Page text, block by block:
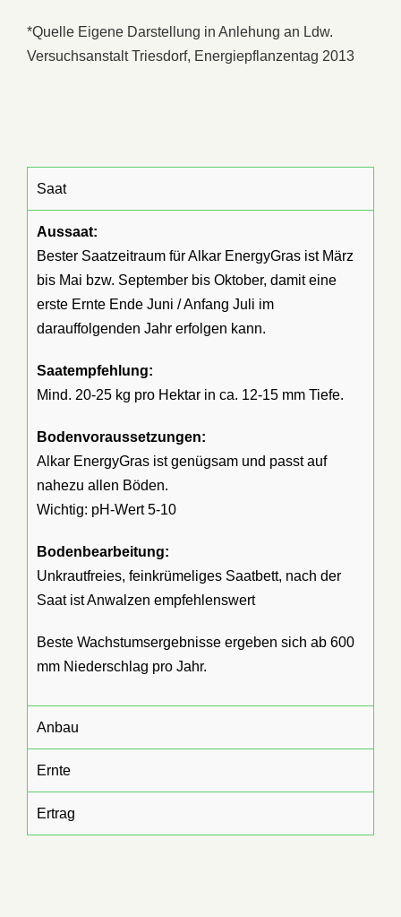
*Quelle Eigene Darstellung in Anlehung an Ldw.
Versuchsanstalt Triesdorf, Energiepflanzentag 2013
Saat
Aussaat:
Bester Saatzeitraum für Alkar EnergyGras ist März
bis Mai bzw. September bis Oktober, damit eine
erste Ernte Ende Juni / Anfang Juli im
darauffolgenden Jahr erfolgen kann.
Saatempfehlung:
Mind. 20-25 kg pro Hektar in ca. 12-15 mm Tiefe.
Bodenvoraussetzungen:
Alkar EnergyGras ist genügsam und passt auf
nahezu allen Böden.
Wichtig: pH-Wert 5-10
Bodenbearbeitung:
Unkrautfreies, feinkrümeliges Saatbett, nach der
Saat ist Anwalzen empfehlenswert
Beste Wachstumsergebnisse ergeben sich ab 600
mm Niederschlag pro Jahr.
Anbau
Ernte
Ertrag